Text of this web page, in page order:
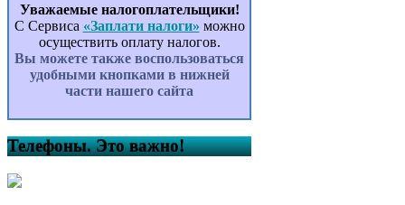
Уважаемые налогоплательщики!
С Сервиса «Заплати налоги» можно
осуществить оплату налогов.
Вы можете также воспользоваться
удобными кнопками в нижней
части нашего сайта
Телефоны. Это важно!